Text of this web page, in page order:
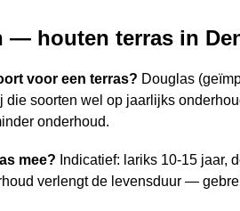
— houten terras in
voor een terras? Douglas
soorten wel op jaarlijks
onderhoud.
mee? Indicatief: lariks 10-15 jaar,
verlengt de levensduur —